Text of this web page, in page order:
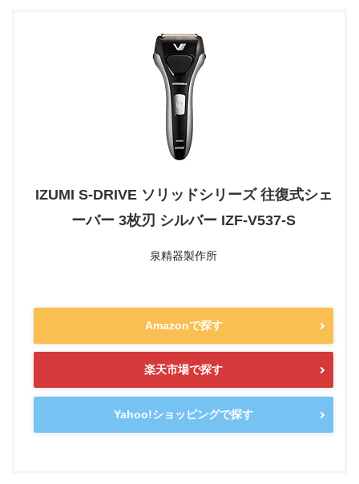
IZUMI S-DRIVE ソリッドシリーズ 往復式シェ
ーバー 3枚刃 シルバー IZF-V537-S
泉精器製作所
Amazonで探す
楽天市場で探す
Yahoo!ショッピングで探す